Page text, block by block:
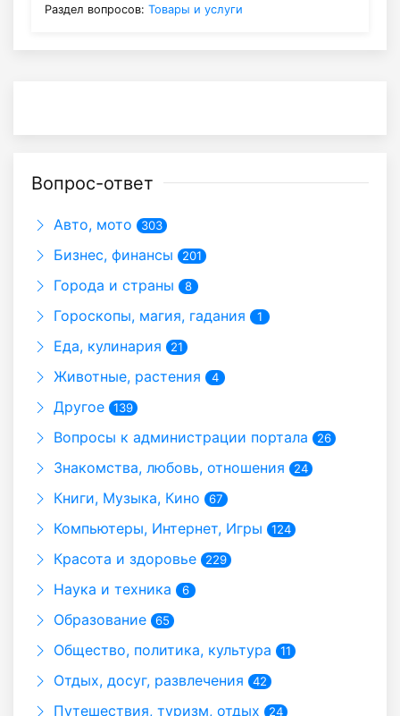
Раздел вопросов: Товары и услуги
Вопрос-ответ
Авто, мото 303
Бизнес, финансы 201
Города и страны 8
Гороскопы, магия, гадания 1
Еда, кулинария 21
Животные, растения 4
Другое 139
Вопросы к администрации портала 26
Знакомства, любовь, отношения 24
Книги, Музыка, Кино 67
Компьютеры, Интернет, Игры 124
Красота и здоровье 229
Наука и техника 6
Образование 65
Общество, политика, культура 11
Отдых, досуг, развлечения 42
Путешествия, туризм, отдых 24